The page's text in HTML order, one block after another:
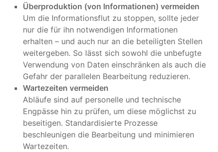
Überproduktion (von Informationen) vermeiden
Um die Informationsflut zu stoppen, sollte jeder
nur die für ihn notwendigen Informationen
erhalten – und auch nur an die beteiligten Stellen
weitergeben. So lässt sich sowohl die unbefugte
Verwendung von Daten einschränken als auch die
Gefahr der parallelen Bearbeitung reduzieren.
Wartezeiten vermeiden
Abläufe sind auf personelle und technische
Engpässe hin zu prüfen, um diese möglichst zu
beseitigen. Standardisierte Prozesse
beschleunigen die Bearbeitung und minimieren
Wartezeiten.